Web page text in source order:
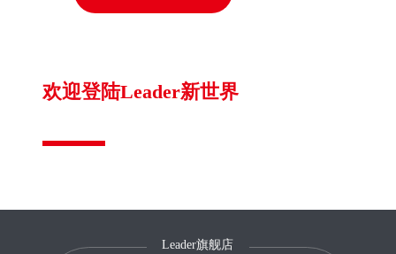
欢迎登陆Leader新世界
Leader旗舰店